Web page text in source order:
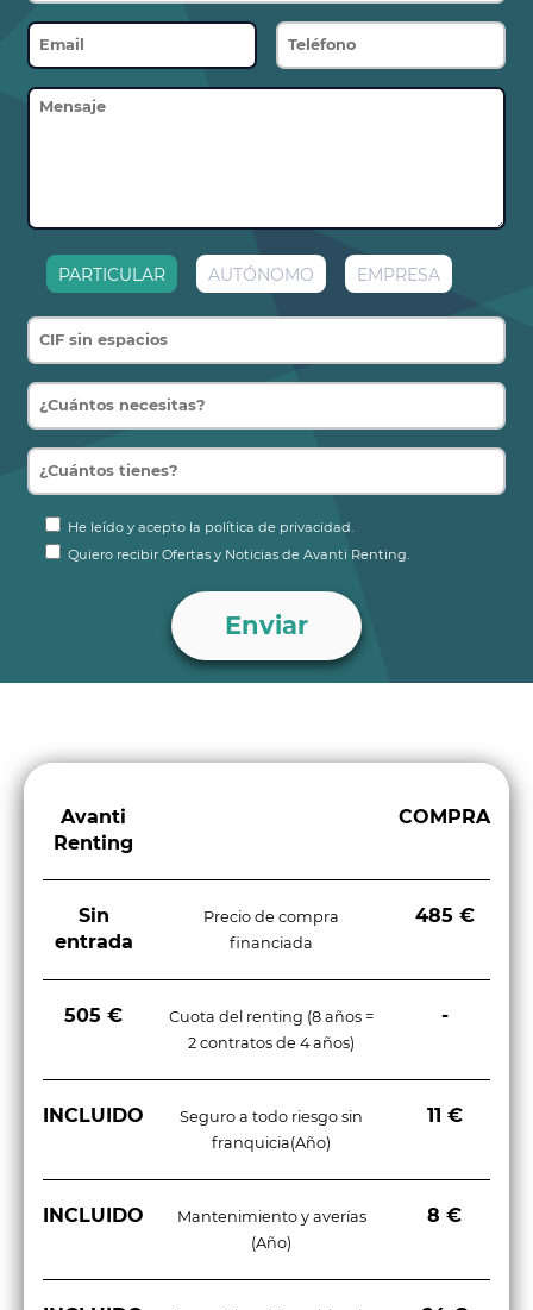
PARTICULAR AUTÓNOMO EMPRESA
He leído y acepto la política de privacidad.
Quiero recibir Ofertas y Noticias de Avanti Renting.
Avanti
Renting
COMPRA
Sin
entrada
Precio de compra
financiada
485 €
505 €
Cuota del renting (8 años =
2 contratos de 4 años)
-
INCLUIDO
Seguro a todo riesgo sin
franquicia(Año)
11 €
INCLUIDO
Mantenimiento y averías
(Año)
8 €